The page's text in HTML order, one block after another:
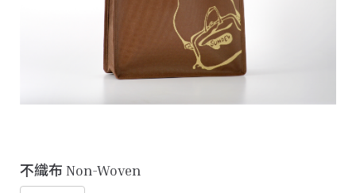
不織布 Non-Woven